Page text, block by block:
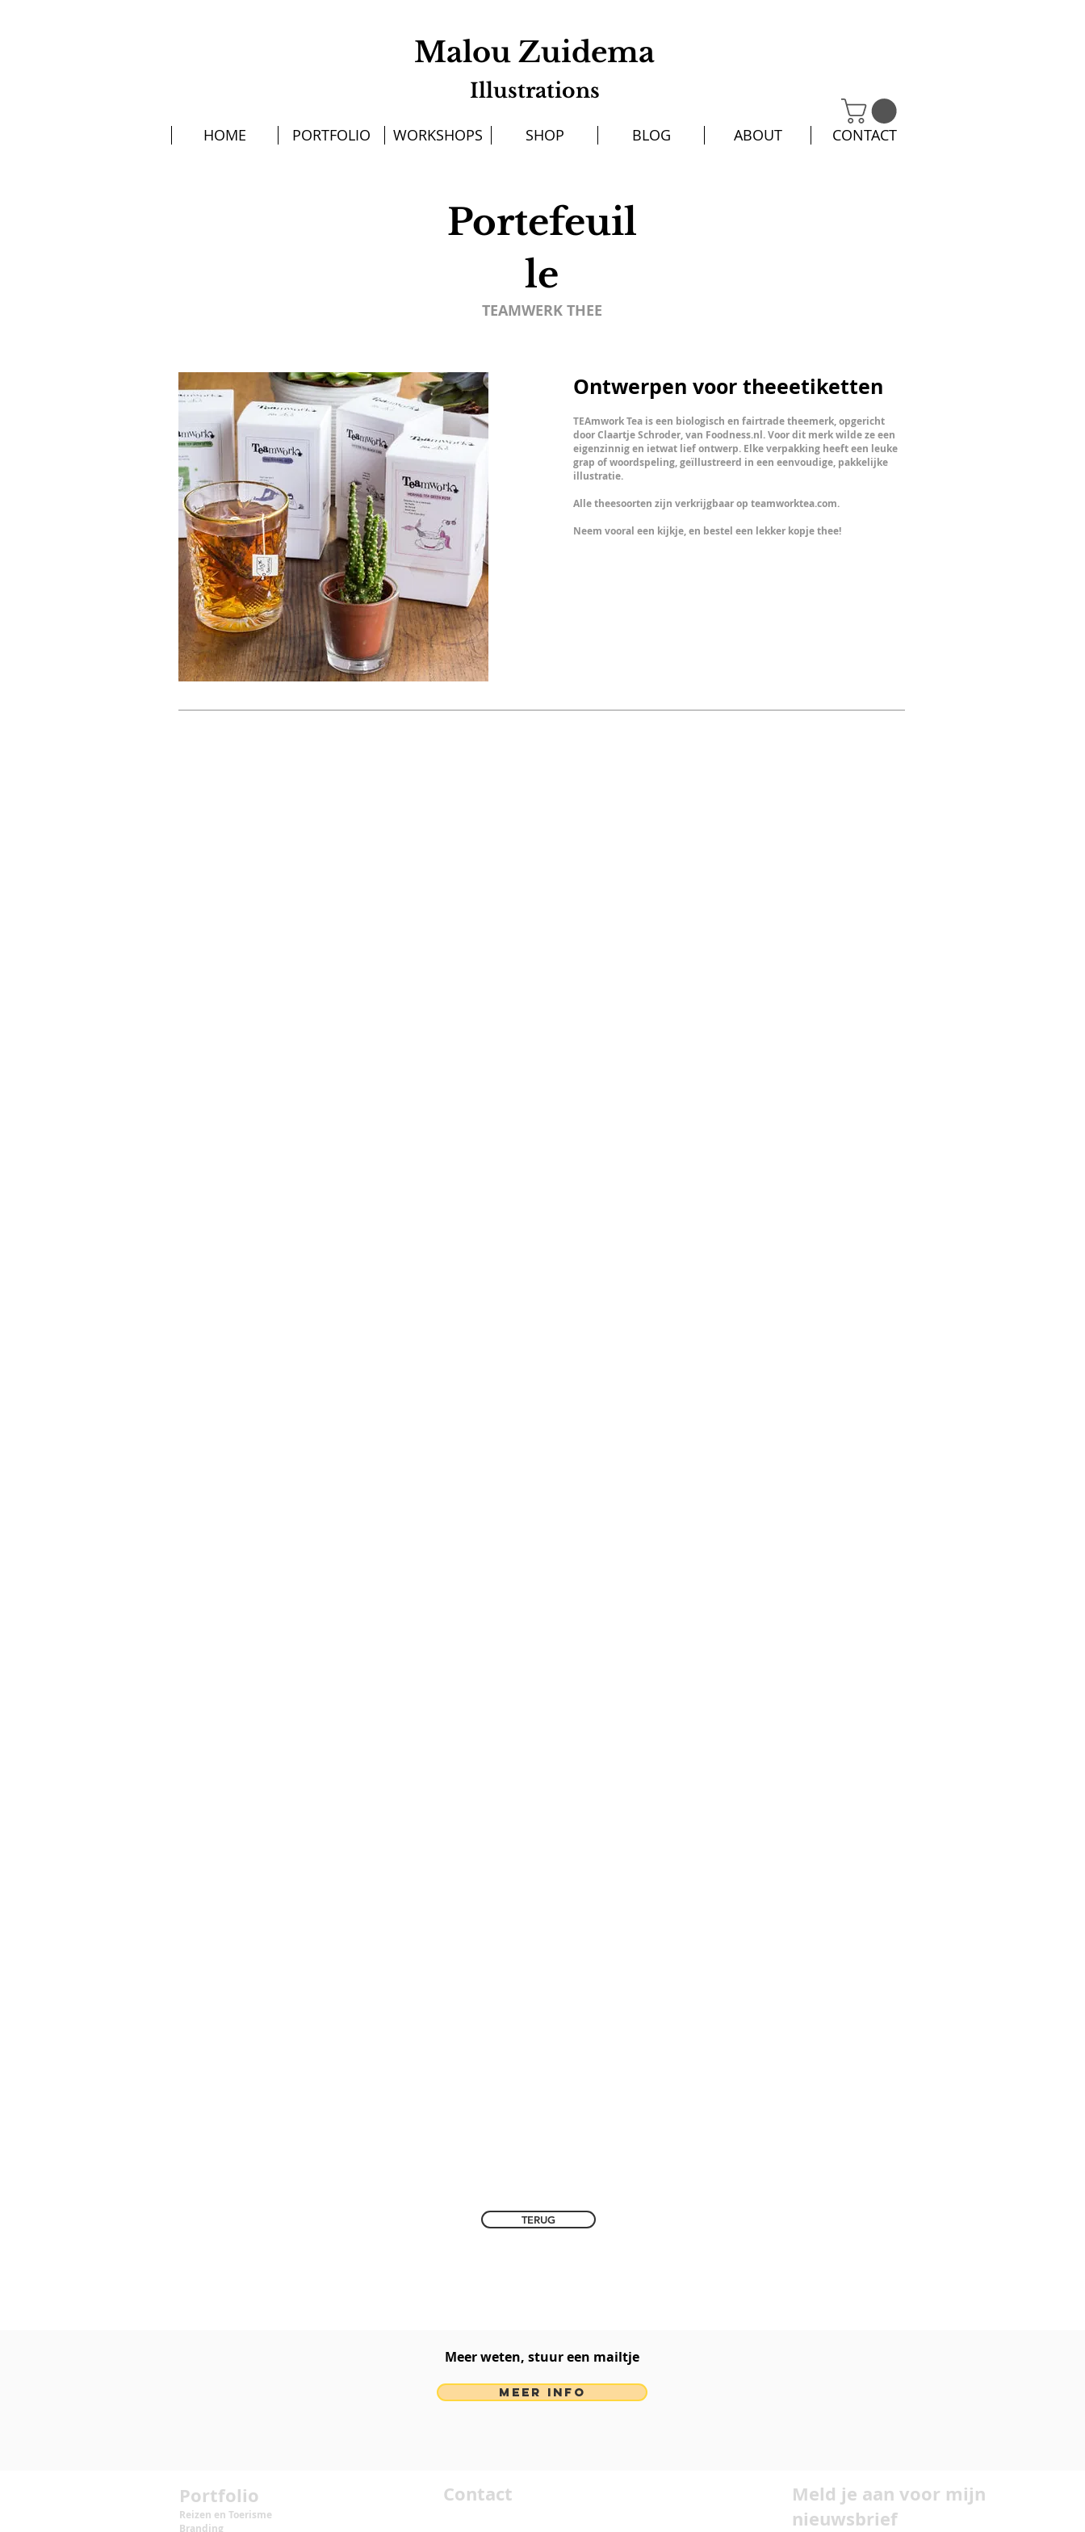
HOME PORTFOLIO WORKSHOPS SHOP BLOG ABOUT CONTACT
Malou Zuidema
Illustrations
Portefeuil
le
TEAMWERK THEE
Ontwerpen voor theeetiketten
TEAmwork Tea is een biologisch en fairtrade theemerk, opgericht
door Claartje Schroder, van Foodness.nl. Voor dit merk wilde ze een
eigenzinnig en ietwat lief ontwerp. Elke verpakking heeft een leuke
grap of woordspeling, geïllustreerd in een eenvoudige, pakkelijke
illustratie.
Alle theesoorten zijn verkrijgbaar op teamworktea.com.
Neem vooral een kijkje, en bestel een lekker kopje thee!​
TERUG
Meer weten, stuur een mailtje​
MEER INFO
Portfolio
Reizen en Toerisme
Branding
Contact
Meld je aan voor mijn
nieuwsbrief